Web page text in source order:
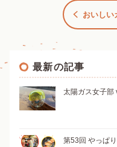
おいしい
最新の記事
太陽ガス女子部
第53回 やっぱり